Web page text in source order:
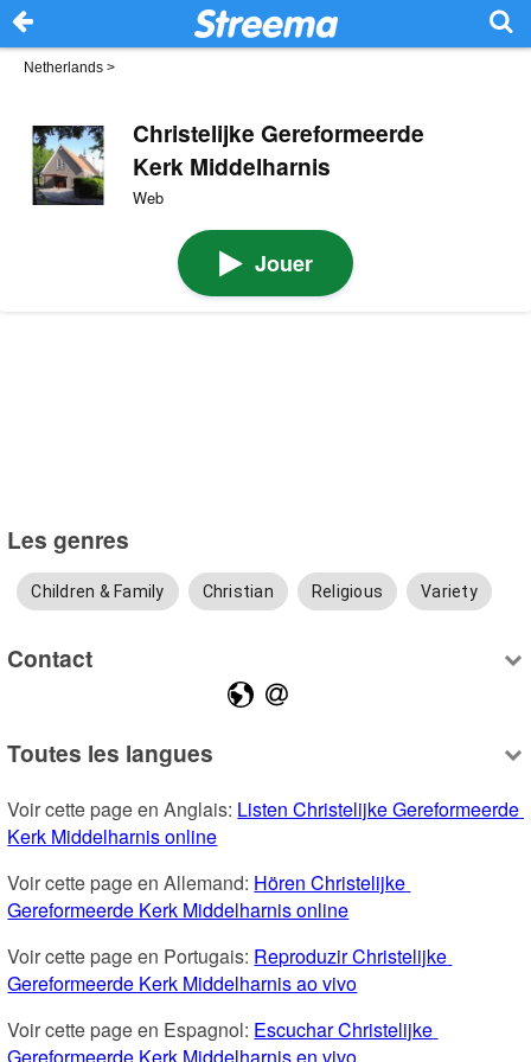
Netherlands >
Christelijke Gereformeerde
Kerk Middelharnis
Web
Jouer
Les genres
Children & Family Christian Religious Variety
Contact
Toutes les langues
Voir cette page en Anglais: Listen Christelijke Gereformeerde
Kerk Middelharnis online
Voir cette page en Allemand: Hören Christelijke
Gereformeerde Kerk Middelharnis online
Voir cette page en Portugais: Reproduzir Christelijke
Gereformeerde Kerk Middelharnis ao vivo
Voir cette page en Espagnol: Escuchar Christelijke
Gereformeerde Kerk Middelharnis en vivo